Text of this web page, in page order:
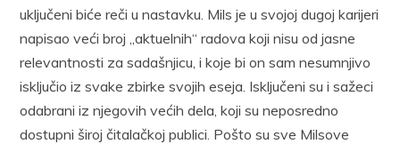
uključeni biće reči u nastavku. Mils je u svojoj dugoj karijeri
napisao veći broj „aktuelnih“ radova koji nisu od jasne
relevantnosti za sadašnjicu, i koje bi on sam nesumnjivo
isključio iz svake zbirke svojih eseja. Isključeni su i sažeci
odabrani iz njegovih većih dela, koji su neposredno
dostupni široj čitalačkoj publici. Pošto su sve Milsove